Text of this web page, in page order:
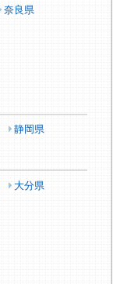
奈良県
静岡県
大分県